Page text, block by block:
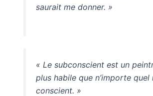
saurait me donner. »
« Le subconscient est un
plus habile que n’importe quel
conscient. »